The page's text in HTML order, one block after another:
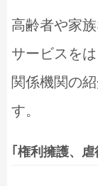
高齢者や家
サービスを
関係機関の
す。
｢権利擁護、